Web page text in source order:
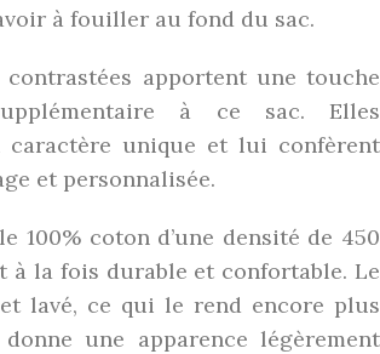
à fouiller au fond du sac.
apportent une touche
à ce sac. Elles
caractère unique et lui confèrent
et personnalisée.
100% coton d’une densité de 450
à la fois durable et confortable. Le
lavé, ce qui le rend encore plus
une apparence légèrement